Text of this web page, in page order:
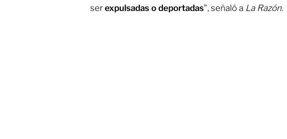
ser expulsadas o deportadas”, señaló a La Razón.